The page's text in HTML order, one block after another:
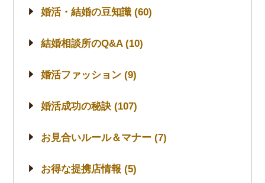
婚活・結婚の豆知識 (60)
結婚相談所のQ&A (10)
婚活ファッション (9)
婚活成功の秘訣 (107)
お見合いルール＆マナー (7)
お得な提携店情報 (5)